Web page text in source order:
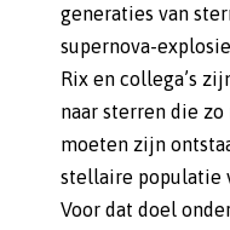
generaties van
supernova-
Rix en collega’s
naar sterren die
moeten zijn
stellaire populatie
Voor dat doel